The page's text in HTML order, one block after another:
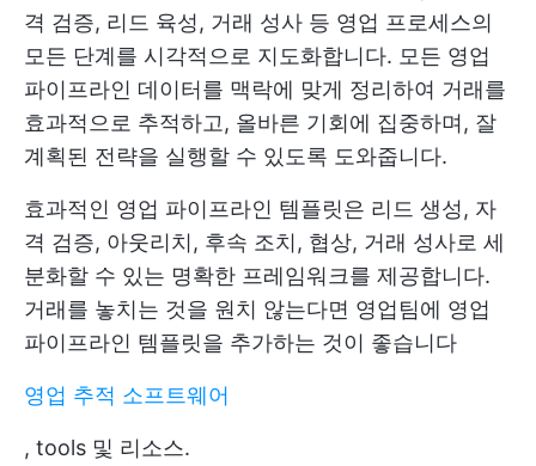
격 검증, 리드 육성, 거래 성사 등 영업 프로세스의
모든 단계를 시각적으로 지도화합니다. 모든 영업
파이프라인 데이터를 맥락에 맞게 정리하여 거래를
효과적으로 추적하고, 올바른 기회에 집중하며, 잘
계획된 전략을 실행할 수 있도록 도와줍니다.
효과적인 영업 파이프라인 템플릿은 리드 생성, 자
격 검증, 아웃리치, 후속 조치, 협상, 거래 성사로 세
분화할 수 있는 명확한 프레임워크를 제공합니다.
거래를 놓치는 것을 원치 않는다면 영업팀에 영업
파이프라인 템플릿을 추가하는 것이 좋습니다
영업 추적 소프트웨어
, tools 및 리소스.